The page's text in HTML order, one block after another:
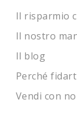
Il risparmio
Il nostro
Il blog
Perché
Vendi con